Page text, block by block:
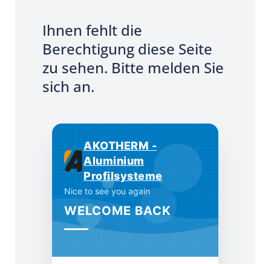
Ihnen fehlt die
Berechtigung diese Seite
zu sehen. Bitte melden Sie
sich an.
AKOTHERM -
Aluminium
Profilsysteme
Nice to see you again
WELCOME BACK